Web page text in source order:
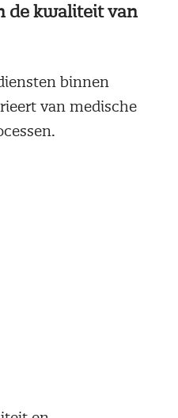
de kwaliteit van
binnen
van medische